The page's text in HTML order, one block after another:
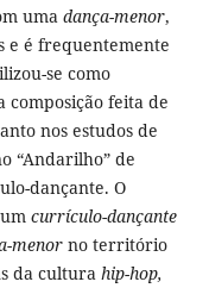
uma dança-menor,
e é frequentemente
se como
composição feita de
nos estudos de
“Andarilho” de
dançante. O
currículo-dançante
menor no território
da cultura hip-hop,